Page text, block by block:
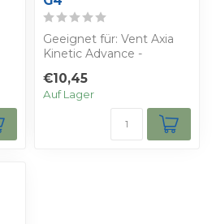
Geeignet für: Vent Axia
Kinetic Advance -
eigenen Rabatt - S...
€10,45
Auf Lager